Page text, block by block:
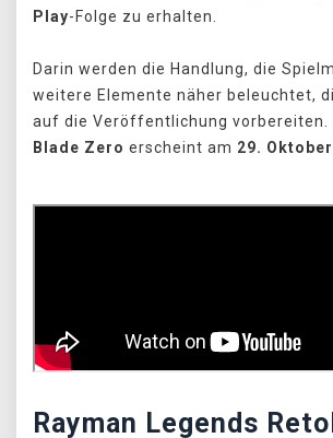
Play-Folge zu erhalten.
Darin werden die Handlung, die
weitere Elemente näher beleuchtet,
auf die Veröffentlichung vorbereiten.
Blade Zero erscheint am 29.
Rayman Legends